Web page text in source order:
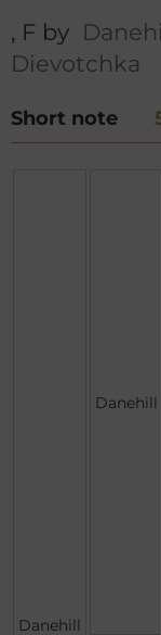
, F by
Dievotchka
Short note
Danehill
Danehill